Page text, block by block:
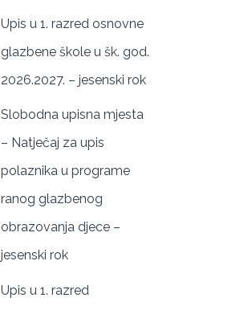
Upis u 1. razred osnovne
glazbene škole u šk. god.
2026.2027. – jesenski rok
Slobodna upisna mjesta
– Natječaj za upis
polaznika u programe
ranog glazbenog
obrazovanja djece –
jesenski rok
Upis u 1. razred